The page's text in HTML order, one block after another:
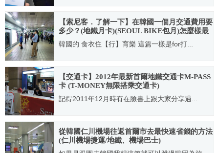
2018.10.10
【索尼客．了解一下】在韓國一個月交通費用要
多少？(地鐵月卡)(SEOUL BIKE包月)怎麼樣最
省
韓國的 食衣住【行】育樂 這篇一樣是for打...
2019.08.13
【交通卡】2012年最新首爾地鐵交通卡M-PASS
卡 (T-MONEY無限搭乘交通卡)
記得2011年12月時有在臉書上跟大家分享過...
2012.02.05
從韓國仁川機場往返首爾市去最快速省錢的方法
(仁川機場捷運/地鐵、機場巴士)